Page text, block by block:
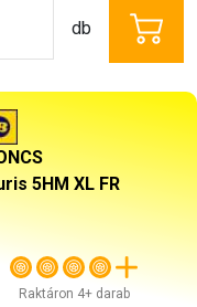
db
5HM XL FR
Raktáron 4+ darab